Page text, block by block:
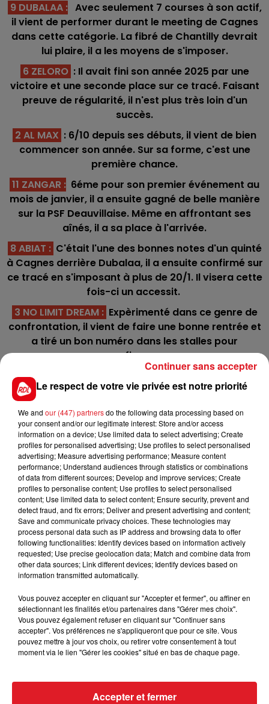
9 DUBALAA :Avec seulement 7 courses à son actif,
il vient de performer durant le meeting de Cagnes
dans cette catégorie. La fibré de Chantilly devrait
lui plaire, il a les moyens de s'imposer.
6 ZELORO : Il avait fini son année 2025 par une
victoire et une seconde place sur ce tracé. Faisant
preuve de régularité, il n'est plus très loin d'un
succès.
2 AL MAX : 6/10 depuis ses débuts, il vient de bien
commencer son année. Sur sa forme, c'est une
première chance.
11 ZANGAR : 6éme pour son premier événement au
mois de janvier, il a ensuite gagné de belle manière
sur la PSF Deauvillaise. Même en affrontant ses
aînés, il a sa place à l'arrivée.
8 ABIAT : C'était l'une des bonnes notes d'un quinté
à Cagnes derrière Dubalaa, il a ensuite confirmé sur
ce tracé en s'imposant à plus de 20/1. Il visera cette
fois-ci un accessit.
3 NO LIMIT DREAM : Expèrimenté dans ce genre de
confrontation, il vient de faire une bonne rentrée et
a tiré un bon numéro dans les stalles pour
confirmer.
7 STAR ROCK
: Souvent trompé par ses positions
à la corde, il sera encore à l'extérieur mais réussit
souvent bien à Chantilly. Tout sera une question de
parcours.
***********
En direct des pistes :
FILS D'ACTUS
BÉTHUNE: ENQUÊTE POUR HOMICIDE
VOLONTAIRE EN COURS, APRÈS LA...
Le respect de votre vie privée est notre priorité
We and our (447) partnersdo the following data processing based on
your consent and/or our legitimate interest: Store and/or access
information on a device; Use limited data to select advertising; Create
profiles for personalised advertising; Use profiles to select personalised
advertising; Measure advertising performance; Measure content
performance; Understand audiences through statistics or combinations
of data from different sources; Develop and improve services; Create
profiles to personalise content; Use profiles to select personalised
content; Use limited data to select content; Ensure security, prevent and
detect fraud, and fix errors; Deliver and present advertising and content;
Save and communicate privacy choices. These technologies may
process personal data such as IP address and browsing data to offer
following functionalities: Identify devices based on information actively
requested; Use precise geolocation data; Match and combine data from
other data sources; Link different devices; Identify devices based on
information transmitted automatically.
Vous pouvez accepter en cliquant sur "Accepter et fermer", ou affiner en
sélectionnant les finalités et/ou partenaires dans "Gérer mes choix".
Vous pouvez également refuser en cliquant sur "Continuer sans
accepter". Vos préférences ne s'appliqueront que pour ce site. Vous
pouvez mettre à jour vos choix, ou retirer votre consentement à tout
moment via le lien "Gérer les cookies" situé en bas de chaque page.
Accepter et fermer
Continuer sans accepter